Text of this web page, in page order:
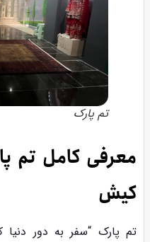
تم پارک
معرفی کامل تم
کیش
تم پارک “سفر به دور